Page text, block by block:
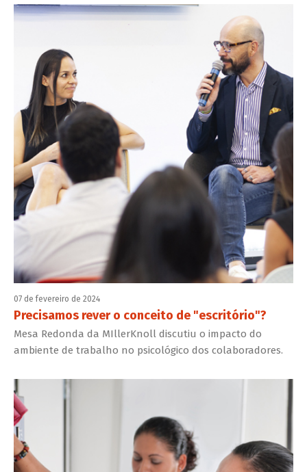
07 de fevereiro de 2024
Precisamos rever o conceito de "escritório"?
Mesa Redonda da MIllerKnoll discutiu o impacto do
ambiente de trabalho no psicológico dos colaboradores.